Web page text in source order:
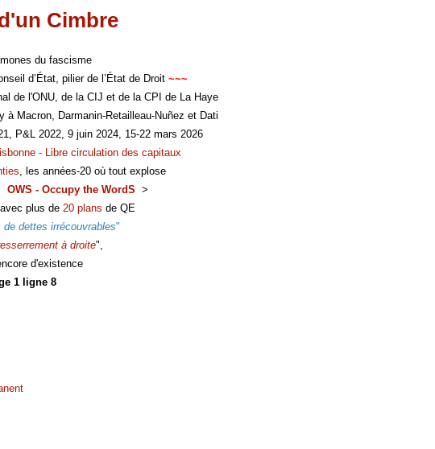
Cimbre
du fascisme
d’État, pilier de l’État de Droit~~~
de l'ONU, de la CIJ et de la CPI de La Haye
à Macron, Darmanin-Retailleau-Nuñez et Dati
P&L 2022, 9 juin 2024, 15-22 mars 2026
- Libre circulation des capitaux
, les années-20 où tout explose
OWS - Occupy the WordS >
avec plus de 20 plans de QE
dettes irrécouvrables"
à droite",
d'existence
1 ligne 8